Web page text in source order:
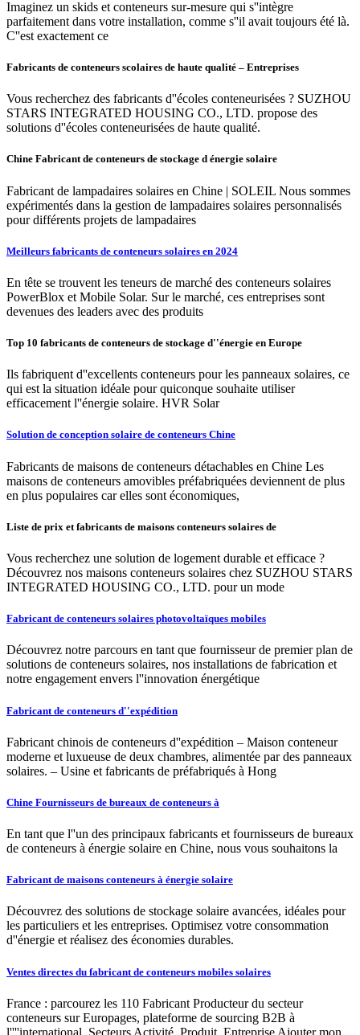
Imaginez un skids et conteneurs sur-mesure qui s''intègre
parfaitement dans votre installation, comme s''il avait toujours été là.
C''est exactement ce
Fabricants de conteneurs scolaires de haute qualité – Entreprises
Vous recherchez des fabricants d''écoles conteneurisées ? SUZHOU
STARS INTEGRATED HOUSING CO., LTD. propose des
solutions d''écoles conteneurisées de haute qualité.
Chine Fabricant de conteneurs de stockage d énergie solaire
Fabricant de lampadaires solaires en Chine | SOLEIL Nous sommes
expérimentés dans la gestion de lampadaires solaires personnalisés
pour différents projets de lampadaires
Meilleurs fabricants de conteneurs solaires en 2024
En tête se trouvent les teneurs de marché des conteneurs solaires
PowerBlox et Mobile Solar. Sur le marché, ces entreprises sont
devenues des leaders avec des produits
Top 10 fabricants de conteneurs de stockage d''énergie en Europe
Ils fabriquent d''excellents conteneurs pour les panneaux solaires, ce
qui est la situation idéale pour quiconque souhaite utiliser
efficacement l''énergie solaire. HVR Solar
Solution de conception solaire de conteneurs Chine
Fabricants de maisons de conteneurs détachables en Chine Les
maisons de conteneurs amovibles préfabriquées deviennent de plus
en plus populaires car elles sont économiques,
Liste de prix et fabricants de maisons conteneurs solaires de
Vous recherchez une solution de logement durable et efficace ?
Découvrez nos maisons conteneurs solaires chez SUZHOU STARS
INTEGRATED HOUSING CO., LTD. pour un mode
Fabricant de conteneurs solaires photovoltaïques mobiles
Découvrez notre parcours en tant que fournisseur de premier plan de
solutions de conteneurs solaires, nos installations de fabrication et
notre engagement envers l''innovation énergétique
Fabricant de conteneurs d''expédition
Fabricant chinois de conteneurs d''expédition – Maison conteneur
moderne et luxueuse de deux chambres, alimentée par des panneaux
solaires. – Usine et fabricants de préfabriqués à Hong
Chine Fournisseurs de bureaux de conteneurs à
En tant que l''un des principaux fabricants et fournisseurs de bureaux
de conteneurs à énergie solaire en Chine, nous vous souhaitons la
Fabricant de maisons conteneurs à énergie solaire
Découvrez des solutions de stockage solaire avancées, idéales pour
les particuliers et les entreprises. Optimisez votre consommation
d''énergie et réalisez des économies durables.
Ventes directes du fabricant de conteneurs mobiles solaires
France : parcourez les 110 Fabricant Producteur du secteur
conteneurs sur Europages, plateforme de sourcing B2B à
l''''international. Secteurs Activité, Produit, Entreprise Ajouter mon